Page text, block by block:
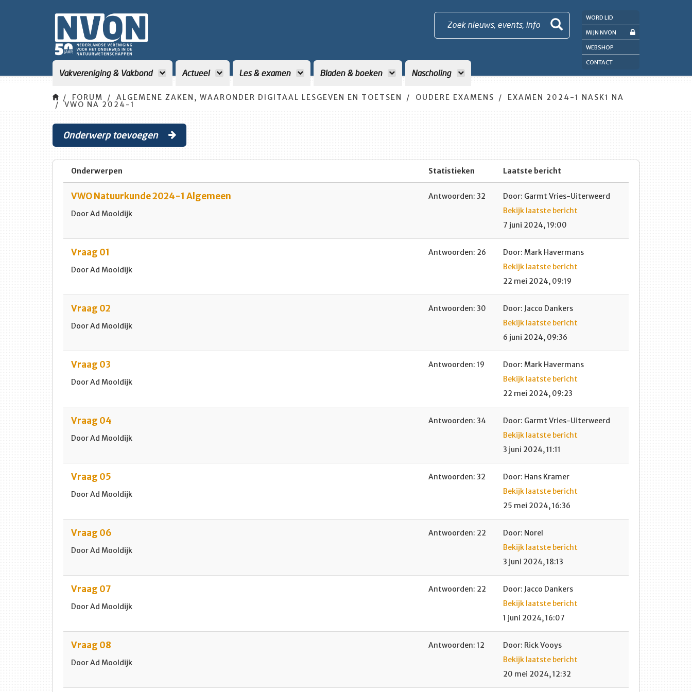
Zoek nieuws, events, info
Vakvereniging & Vakbond Actueel Les & examen Bladen & boeken Nascholing
WORD LID
MIJN NVON
WEBSHOP
CONTACT
FORUM ALGEMENE ZAKEN, WAARONDER DIGITAAL LESGEVEN EN TOETSEN OUDERE EXAMENS EXAMEN 2024-1 NASK1 NA
VWO NA 2024-1
Onderwerp toevoegen
Onderwerpen Statistieken Laatste bericht
VWO Natuurkunde 2024-1 Algemeen
Door Ad Mooldijk
Antwoorden: 32
Door: Garmt Vries-Uiterweerd
Bekijk laatste bericht
7 juni 2024, 19:00
Vraag 01
Door Ad Mooldijk
Antwoorden: 26
Door: Mark Havermans
Bekijk laatste bericht
22 mei 2024, 09:19
Vraag 02
Door Ad Mooldijk
Antwoorden: 30
Door: Jacco Dankers
Bekijk laatste bericht
6 juni 2024, 09:36
Vraag 03
Door Ad Mooldijk
Antwoorden: 19
Door: Mark Havermans
Bekijk laatste bericht
22 mei 2024, 09:23
Vraag 04
Door Ad Mooldijk
Antwoorden: 34
Door: Garmt Vries-Uiterweerd
Bekijk laatste bericht
3 juni 2024, 11:11
Vraag 05
Door Ad Mooldijk
Antwoorden: 32
Door: Hans Kramer
Bekijk laatste bericht
25 mei 2024, 16:36
Vraag 06
Door Ad Mooldijk
Antwoorden: 22
Door: Norel
Bekijk laatste bericht
3 juni 2024, 18:13
Vraag 07
Door Ad Mooldijk
Antwoorden: 22
Door: Jacco Dankers
Bekijk laatste bericht
1 juni 2024, 16:07
Vraag 08
Door Ad Mooldijk
Antwoorden: 12
Door: Rick Vooys
Bekijk laatste bericht
20 mei 2024, 12:32